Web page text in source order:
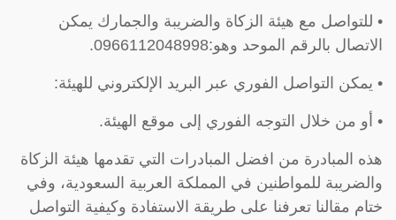
• للتواصل مع هيئة الزكاة والضريبة والجمارك يمكن
الاتصال بالرقم الموحد وهو:0966112048998.
• يمكن التواصل الفوري عبر البريد الإلكتروني للهيئة:
• أو من خلال التوجه الفوري إلى موقع الهيئة.
هذه المبادرة من افضل المبادرات التي تقدمها هيئة الزكاة
والضريبة للمواطنين في المملكة العربية السعودية، وفي
ختام مقالنا تعرفنا على طريقة الاستفادة وكيفية التواصل